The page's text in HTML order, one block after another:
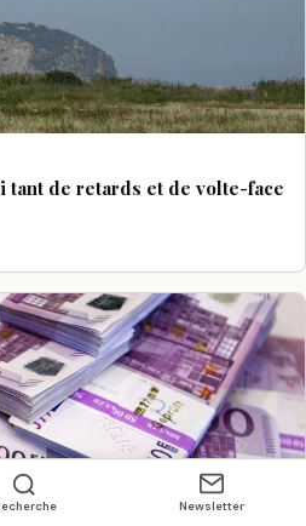
tant de retards et de volte-face
Newsletter